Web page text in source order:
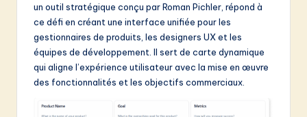
L
un outil stratégique conçu par Roman Pichler, répond à
ce défi en créant une interface unifiée pour les
gestionnaires de produits, les designers UX et les
équipes de développement. Il sert de carte dynamique
qui aligne l’expérience utilisateur avec la mise en œuvre
des fonctionnalités et les objectifs commerciaux.